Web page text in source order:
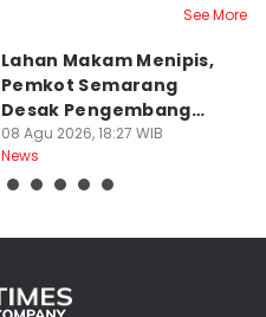
See More
Lahan Makam Menipis,
Pemkot Semarang
Desak Pengembang
Serahkan PSU
08 Agu 2026, 18:27 WIB
News